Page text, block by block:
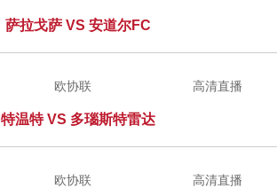
萨拉戈萨 VS 安道尔FC
欧协联
特温特 VS 多瑙斯特雷达
高清直播
欧协联 高清直播